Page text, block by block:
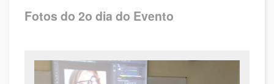
Fotos do 2o dia do Evento